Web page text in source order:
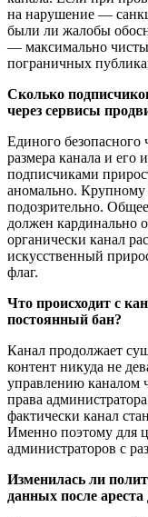
на нарушение —
были ли жалобы
— максимально
пограничных
Сколько
через сервисы
Единого безопасного
размера канала и его
подписчиками
аномально. Крупному
подозрительно.
должен кардинально
органически канал
искусственный
флаг.
Что происходит с
постоянный бан?
Канал продолжает
контент никуда не
управлению каналом
права
фактически канал
Именно поэтому для
администраторов с
Изменилась ли
данных после